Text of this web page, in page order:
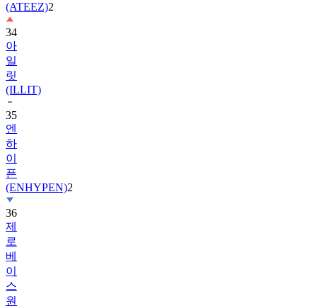
(ATEEZ)2
34
아
일
릿
(ILLIT)
35
엔
하
이
픈
(ENHYPEN)2
36
제
로
베
이
스
원